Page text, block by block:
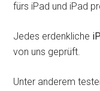
fürs iPad und iPad
Jedes erdenkliche
von uns geprüft.
Unter anderem